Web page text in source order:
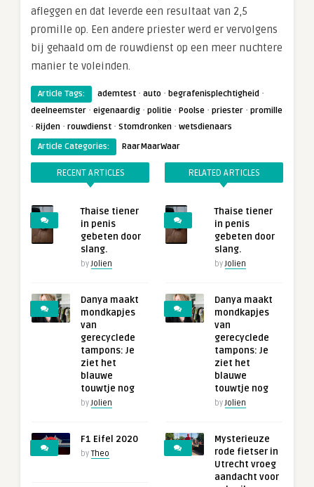
afleggen en dat leverde een resultaat van 2,5
promille op. Een andere priester werd er vervolgens
bij gehaald om de rouwdienst op een meer nuchtere
manier te voleinden.
Article Tags: ademtest · auto · begrafenisplechtigheid ·
deelneemster · eigenaardig · politie · Poolse · priester · promille
· Rijden · rouwdienst · Stomdronken · wetsdienaars
Article Categories:
RaarMaarWaar
RECENT ARTICLES
Thaise tiener
in penis
gebeten door
slang.
byJolien
Danya maakt
mondkapjes
van
gerecyclede
tampons: Je
ziet het
blauwe
touwtje nog
byJolien
F1 Eifel 2020
by Theo
RELATED ARTICLES
Thaise tiener
in penis
gebeten door
slang.
byJolien
Danya maakt
mondkapjes
van
gerecyclede
tampons: Je
ziet het
blauwe
touwtje nog
byJolien
Mysterieuze
rode fietser in
Utrecht vroeg
aandacht voor